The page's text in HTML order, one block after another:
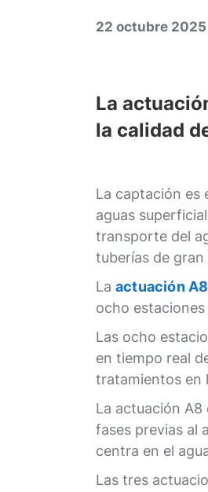
22 octubre 2025
La
la calidad
La captación es
aguas
transporte del
tuberías de gran
La actuación A8
ocho
Las ocho
en tiempo real
tratamientos en
La actuación A8
fases previas al
centra en el
Las tres